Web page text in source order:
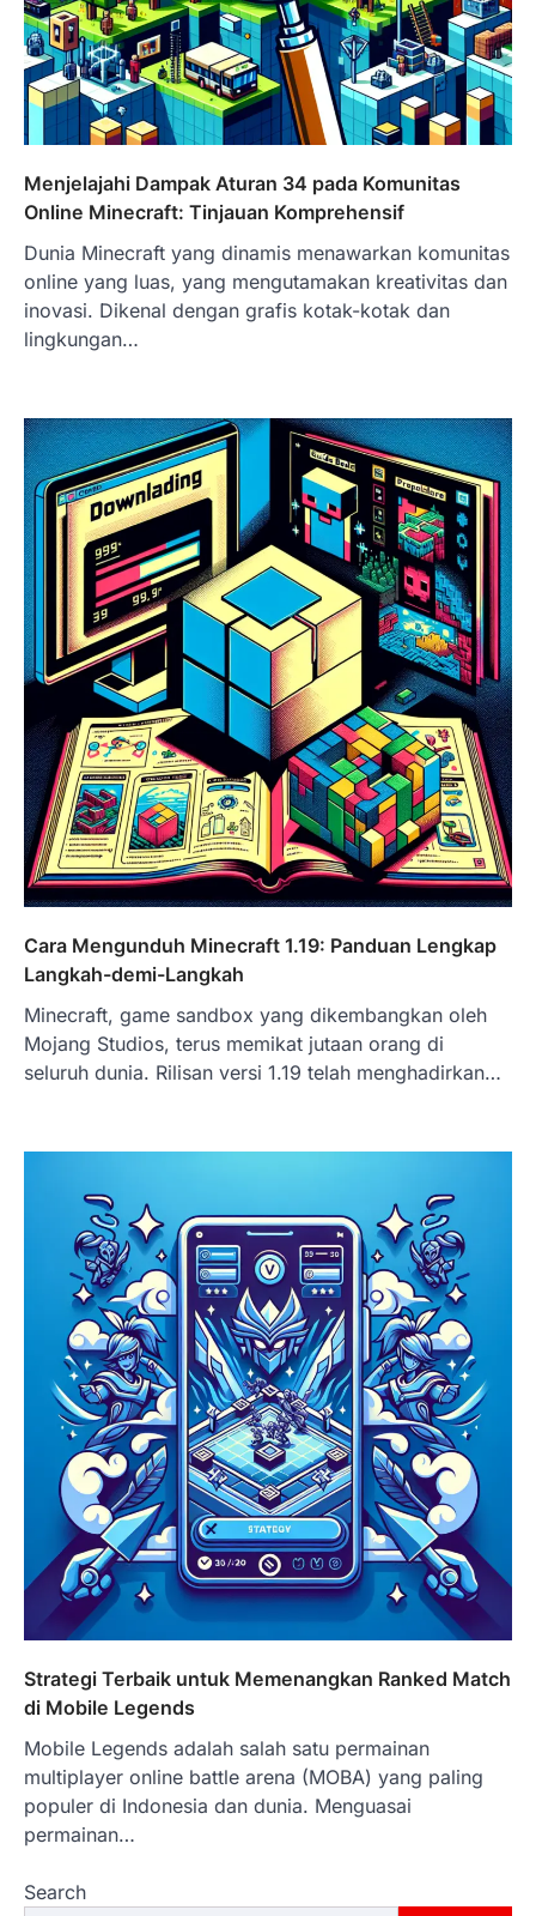
Menjelajahi Dampak Aturan 34 pada Komunitas
Online Minecraft: Tinjauan Komprehensif
Dunia Minecraft yang dinamis menawarkan komunitas
online yang luas, yang mengutamakan kreativitas dan
inovasi. Dikenal dengan grafis kotak-kotak dan
lingkungan…
Cara Mengunduh Minecraft 1.19: Panduan Lengkap
Langkah-demi-Langkah
Minecraft, game sandbox yang dikembangkan oleh
Mojang Studios, terus memikat jutaan orang di
seluruh dunia. Rilisan versi 1.19 telah menghadirkan…
Strategi Terbaik untuk Memenangkan Ranked Match
di Mobile Legends
Mobile Legends adalah salah satu permainan
multiplayer online battle arena (MOBA) yang paling
populer di Indonesia dan dunia. Menguasai
permainan…
Search